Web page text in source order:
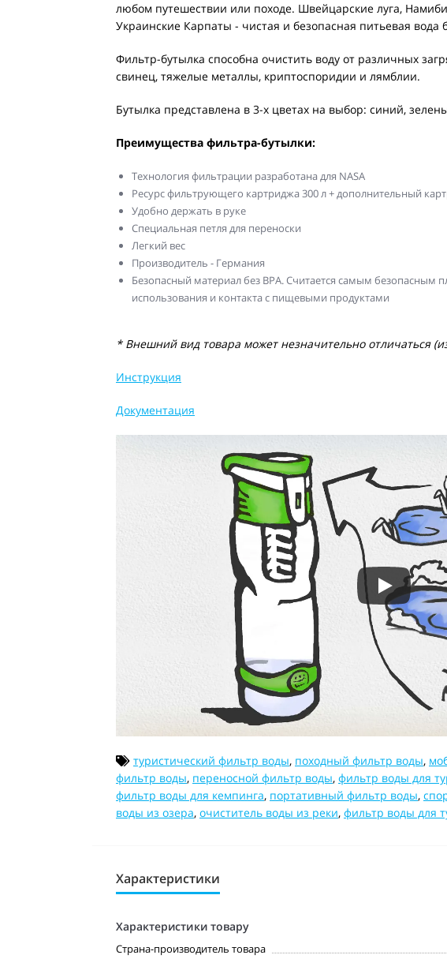
любом путешествии или походе. Швейцарские луга,
Украинские Карпаты - чистая и безопасная питьевая вода
Фильтр-бутылка способна очистить воду от различных
свинец, тяжелые металлы, криптоспоридии и лямблии.
Бутылка представлена в 3-х цветах на выбор: синий,
Преимущества фильтра-бутылки:
Технология фильтрации разработана для NASA
Ресурс фильтрующего картриджа 300 л + дополнительный
Удобно держать в руке
Специальная петля для переноски
Легкий вес
Производитель - Германия
Безопасный материал без BPA. Считается самым безопасным
использования и контакта с пищевыми продуктами
* Внешний вид товара может незначительно отличаться
Инструкция
Документация
туристический фильтр воды, походный фильтр воды,
фильтр воды, переносной фильтр воды, фильтр воды для
фильтр воды для кемпинга, портативный фильтр воды,
воды из озера, очиститель воды из реки, фильтр воды для
Характеристики
Характеристики товару
Страна-производитель товара